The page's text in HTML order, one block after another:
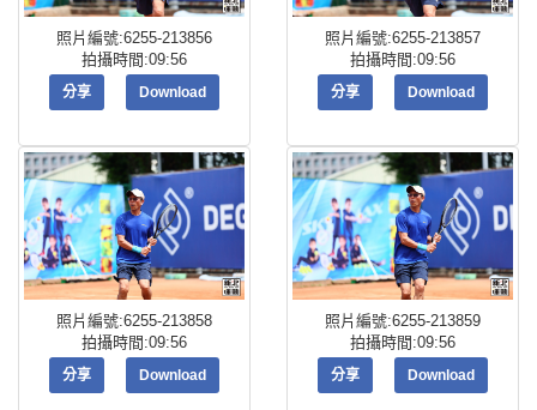
照片編號:6255-213856
拍攝時間:09:56
分享 Download
照片編號:6255-213857
拍攝時間:09:56
分享 Download
照片編號:6255-213858
拍攝時間:09:56
分享 Download
照片編號:6255-213859
拍攝時間:09:56
分享 Download